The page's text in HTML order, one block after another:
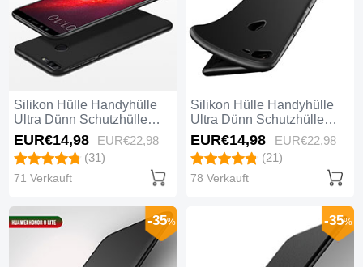
Silikon Hülle Handyhülle
Ultra Dünn Schutzhülle
S06 für Huawei Honor 9
Lite Schwarz
EUR€14,98 EUR€22,98
(31)
71 Verkauft
Silikon Hülle Handyhülle
Ultra Dünn Schutzhülle
S05 für Huawei Honor 9
Lite Schwarz
EUR€14,98 EUR€22,98
(21)
78 Verkauft
-35% -35%